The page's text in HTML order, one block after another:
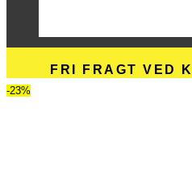
FRI FRAGT VED
-23%